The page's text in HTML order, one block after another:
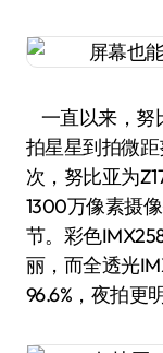
一直以来，努
拍星星到拍微
次，努比亚为
1300万像素摄
节。彩色
丽，而全透光
96.6%，夜拍更